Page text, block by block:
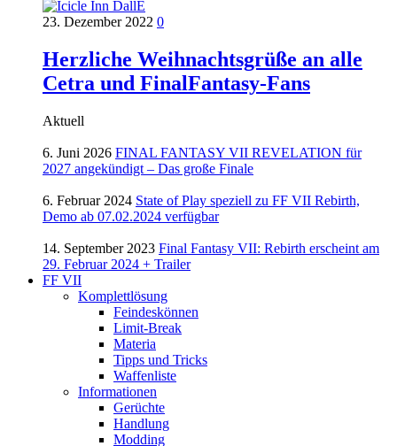
23. Dezember 2022 0
Herzliche Weihnachtsgrüße an alle
Cetra und FinalFantasy-Fans
Aktuell
6. Juni 2026 FINAL FANTASY VII REVELATION für
2027 angekündigt – Das große Finale
6. Februar 2024 State of Play speziell zu FF VII Rebirth,
Demo ab 07.02.2024 verfügbar
14. September 2023 Final Fantasy VII: Rebirth erscheint am
29. Februar 2024 + Trailer
FF VII
Komplettlösung
Feindeskönnen
Limit-Break
Materia
Tipps und Tricks
Waffenliste
Informationen
Gerüchte
Handlung
Modding